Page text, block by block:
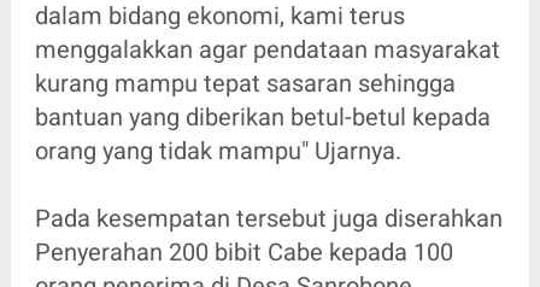
dalam bidang ekonomi, kami terus
menggalakkan agar pendataan masyarakat
kurang mampu tepat sasaran sehingga
bantuan yang diberikan betul-betul kepada
orang yang tidak mampu" Ujarnya.
Pada kesempatan tersebut juga diserahkan
Penyerahan 200 bibit Cabe kepada 100